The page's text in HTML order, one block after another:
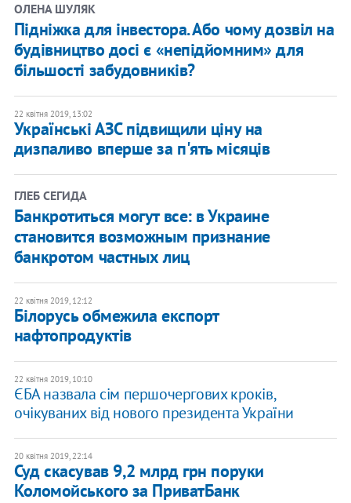
ОЛЕНА ШУЛЯК
Підніжка для інвестора. Або чому дозвіл на
будівництво досі є «непідйомним» для
більшості забудовників?
22 квітня 2019, 13:02
Українські АЗС підвищили ціну на
дизпаливо вперше за п'ять місяців
ГЛЕБ СЕГИДА
Банкротиться могут все: в Украине
становится возможным признание
банкротом частных лиц
22 квітня 2019, 12:12
Білорусь обмежила експорт
нафтопродуктів
22 квітня 2019, 10:10
ЄБА назвала сім першочергових кроків,
очікуваних від нового президента України
20 квітня 2019, 22:14
Суд скасував 9,2 млрд грн поруки
Коломойського за ПриватБанк